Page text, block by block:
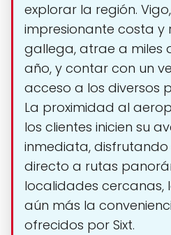
explorar la región.
impresionante costa y
gallega, atrae a miles
año, y contar con un
acceso a los diversos
La proximidad al
los clientes inicien su
inmediata,
directo a rutas
localidades cercanas,
aún más la
ofrecidos por Sixt.